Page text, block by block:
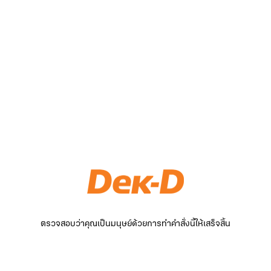
ตรวจสอบว่าคุณเป็นมนุษย์ด้วยการทำคำสั่งนี้ให้เสร็จสิ้น